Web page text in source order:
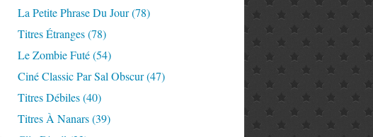
La Petite Phrase Du Jour(78)
Titres Étranges(78)
Le Zombie Futé(54)
Ciné Classic Par Sal Obscur(47)
Titres Débiles(40)
Titres À Nanars(39)